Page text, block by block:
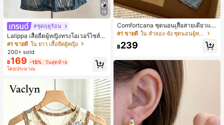
19
#ชุดฤดูร้อน
Lalippa เสื้อยืดผู้หญิงทรงโอเวอร์ไซส์ค
วามยาวกลาง คอกลม ไหล่ตก ลายพิมพ์
ตัวอักษรและลายทางแนวตั้ง สไตล์แฟชั่
นมินิมอล ของขวัญให้เพื่อน
#1 ขายดี ใน ยาว เสื้อยืดผู้หญิง
200+ sold
฿169 -15% วันสุดท้าย
โดยประมาณ
Comfortcana ชุดนอนเสื้อสายเดี่ยวแต่
งระบายและกางเกงขาสั้นสำหรับผู้หญิง
#1 ขายดี ใน ลำลอง-ยัง ชุดนอนผู้หญิง
฿239